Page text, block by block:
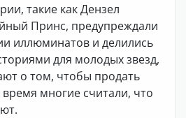
такие как Дензел
Принс, предупреждали
иллюминатов и делились
для молодых звезд,
о том, чтобы продать
многие считали, что